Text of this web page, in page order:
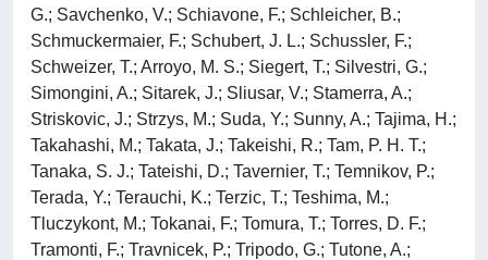
G.; Savchenko, V.; Schiavone, F.; Schleicher, B.;
Schmuckermaier, F.; Schubert, J. L.; Schussler, F.;
Schweizer, T.; Arroyo, M. S.; Siegert, T.; Silvestri, G.;
Simongini, A.; Sitarek, J.; Sliusar, V.; Stamerra, A.;
Striskovic, J.; Strzys, M.; Suda, Y.; Sunny, A.; Tajima, H.;
Takahashi, M.; Takata, J.; Takeishi, R.; Tam, P. H. T.;
Tanaka, S. J.; Tateishi, D.; Tavernier, T.; Temnikov, P.;
Terada, Y.; Terauchi, K.; Terzic, T.; Teshima, M.;
Tluczykont, M.; Tokanai, F.; Tomura, T.; Torres, D. F.;
Tramonti, F.; Travnicek, P.; Tripodo, G.; Tutone, A.;